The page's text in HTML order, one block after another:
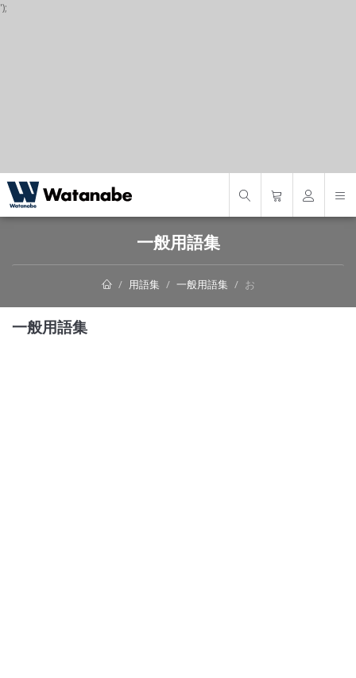
');
一般用語集
用語集 一般用語集 お
一般用語集